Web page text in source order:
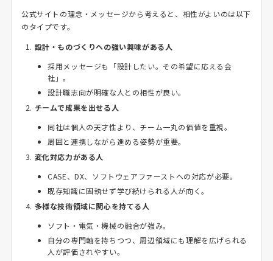
公式サイトの理念・メッセージから考えると、相性がよいのは以下
のタイプです。
設計・ものづくりへの強い興味がある人
採用メッセージも「設計したい。その希望に応える会
社」。
設計職志向が明確な人との相性が良い。
チームで成果を出せる人
同社は個人の天才性より、チーム一丸の価値を重視。
周囲と連携しながら進める姿勢が重要。
変化対応力がある人
CASE、DX、ソフトウェアファーストへの対応が必要。
既存知識に固執せず学び続けられる人が向く。
多様な技術領域に関心を持てる人
ソフト・電気・機械の融合が強み。
自分の専門軸を持ちつつ、周辺領域にも理解を広げられる
人が評価されやすい。